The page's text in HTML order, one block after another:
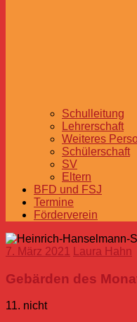
Schulleitung
Lehrerschaft
Weiteres
Schülerschaft
SV
Eltern
BFD und FSJ
Termine
Förderverein
7. März 2021 Laura Hahn
Gebärden des
11. nicht